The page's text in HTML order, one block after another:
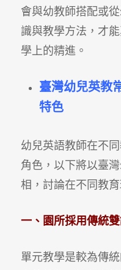
會與幼教師搭配或
識與教學方法，才
學上的精進。
臺灣幼兒英教
特色
幼兒英語教師在不
角色，以下將以臺
相，討論在不同教
一、園所採用傳統雙
單元教學是較為傳